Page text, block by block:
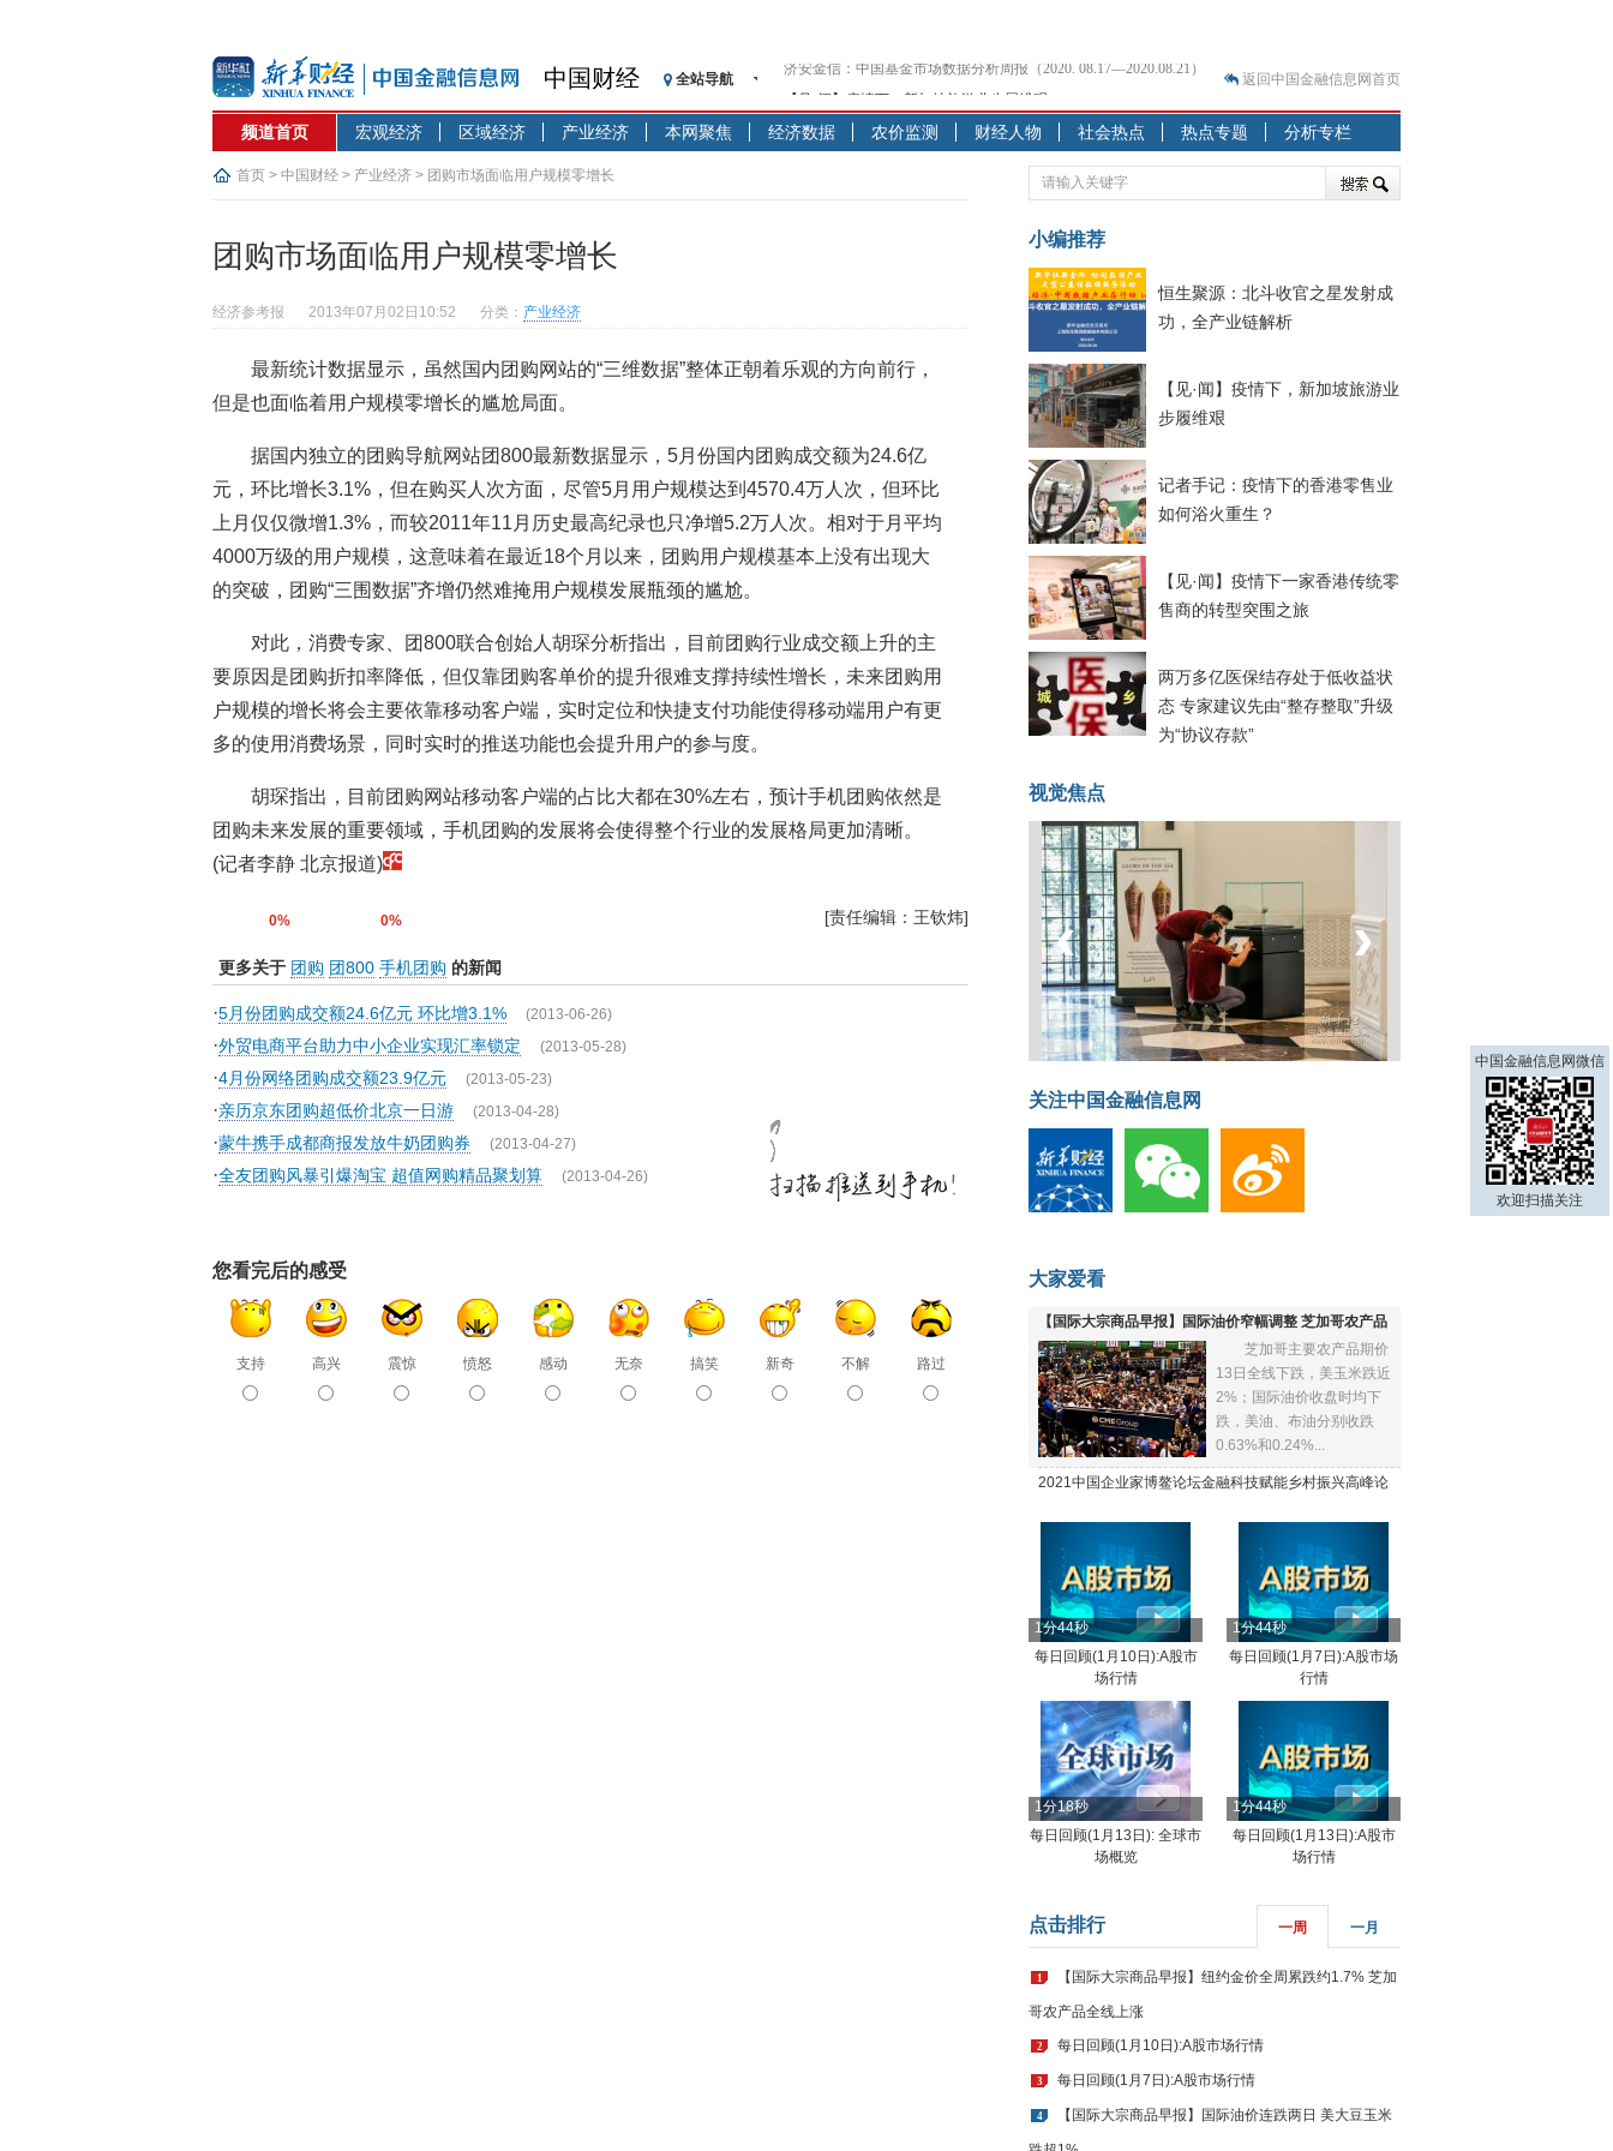
中国财经 全站导航
【见·闻】疫情下，新加坡旅游业步履维艰
记者手记：疫情下的香港零售业如何浴火重生？
【见·闻】疫情下一家香港传统零售商的转型突围之旅
济安金信：中国基金市场数据分析周报（2020. 07.27—2020.07.31）
【新华财经调查】同业存单、结构性存款玩起“跷跷板” 结构性失衡藏
央行公开市场净投放300亿元 短端资金利率明显下行
基本面及股市双轮冲击 债市回调十年期债表现最弱
沥青期货连续两日涨逾3% 沪银及两粕涨势喜人
恒生聚源：北斗收官之星发射成功，全产业链解析
济安金信：中国基金市场数据分析周报（2020. 08.17—2020.08.21）
返回中国金融信息网首页
频道首页 宏观经济 区域经济 产业经济 本网聚焦 经济数据 农价监测 财经人物 社会热点 热点专题 分析专栏
首页 > 中国财经 > 产业经济 > 团购市场面临用户规模零增长
团购市场面临用户规模零增长
经济参考报 2013年07月02日10:52 分类： 产业经济
最新统计数据显示，虽然国内团购网站的“三维数据”整体正朝着乐观的方向前行，
但是也面临着用户规模零增长的尴尬局面。
据国内独立的团购导航网站团800最新数据显示，5月份国内团购成交额为24.6亿
元，环比增长3.1%，但在购买人次方面，尽管5月用户规模达到4570.4万人次，但环比
上月仅仅微增1.3%，而较2011年11月历史最高纪录也只净增5.2万人次。相对于月平均
4000万级的用户规模，这意味着在最近18个月以来，团购用户规模基本上没有出现大
的突破，团购“三围数据”齐增仍然难掩用户规模发展瓶颈的尴尬。
对此，消费专家、团800联合创始人胡琛分析指出，目前团购行业成交额上升的主
要原因是团购折扣率降低，但仅靠团购客单价的提升很难支撑持续性增长，未来团购用
户规模的增长将会主要依靠移动客户端，实时定位和快捷支付功能使得移动端用户有更
多的使用消费场景，同时实时的推送功能也会提升用户的参与度。
胡琛指出，目前团购网站移动客户端的占比大都在30%左右，预计手机团购依然是
团购未来发展的重要领域，手机团购的发展将会使得整个行业的发展格局更加清晰。
(记者李静 北京报道)
0% 0% [责任编辑：王钦炜]
更多关于 团购 团800 手机团购 的新闻
·5月份团购成交额24.6亿元 环比增3.1% (2013-06-26)
·外贸电商平台助力中小企业实现汇率锁定 (2013-05-28)
·4月份网络团购成交额23.9亿元 (2013-05-23)
·亲历京东团购超低价北京一日游 (2013-04-28)
·蒙牛携手成都商报发放牛奶团购券 (2013-04-27)
·全友团购风暴引爆淘宝 超值网购精品聚划算 (2013-04-26)
您看完后的感受
支持 高兴 震惊 愤怒 感动 无奈 搞笑 新奇 不解 路过
小编推荐
恒生聚源：北斗收官之星发射成
功，全产业链解析
【见·闻】疫情下，新加坡旅游业
步履维艰
记者手记：疫情下的香港零售业
如何浴火重生？
【见·闻】疫情下一家香港传统零
售商的转型突围之旅
两万多亿医保结存处于低收益状
态 专家建议先由“整存整取”升级
为“协议存款”
视觉焦点
菲律宾：防疫降级
‹ ›
关注中国金融信息网
大家爱看
【国际大宗商品早报】国际油价窄幅调整 芝加哥农产品
全线下跌
芝加哥主要农产品期价
13日全线下跌，美玉米跌近
2%；国际油价收盘时均下
跌，美油、布油分别收跌
0.63%和0.24%...
2021中国企业家博鳌论坛金融科技赋能乡村振兴高峰论
1分44秒
每日回顾(1月10日):A股市
场行情
1分44秒
每日回顾(1月7日):A股市场
行情
1分18秒
每日回顾(1月13日): 全球市
场概览
1分44秒
每日回顾(1月13日):A股市
场行情
点击排行 一周 一月
1 【国际大宗商品早报】纽约金价全周累跌约1.7% 芝加
哥农产品全线上涨
2 每日回顾(1月10日):A股市场行情
3 每日回顾(1月7日):A股市场行情
4 【国际大宗商品早报】国际油价连跌两日 美大豆玉米
中国金融信息网微信
欢迎扫描关注